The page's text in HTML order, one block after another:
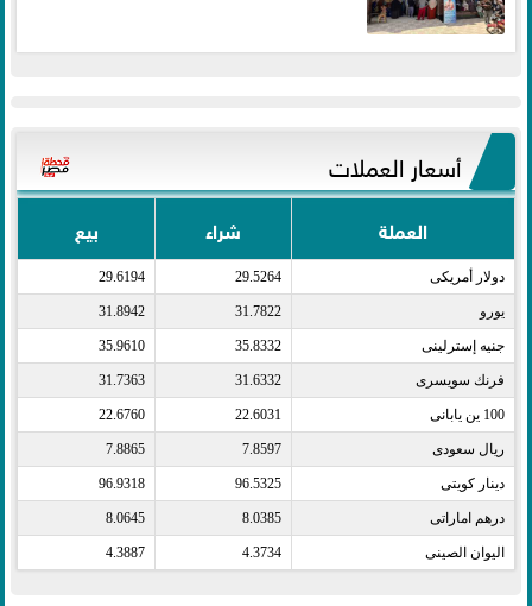
أسعار العملات
العملة شراء بيع
دولار أمريكى​ 29.5264
29.6194
يورو​ 31.7822
31.8942
جنيه إسترلينى​ 35.8332
35.9610
فرنك سويسرى​ 31.6332
31.7363
100 ين يابانى​ 22.6031
22.6760
ريال سعودى​ 7.8597
7.8865
دينار كويتى​ 96.5325
96.9318
درهم اماراتى​ 8.0385
8.0645
اليوان الصينى​ 4.3734
4.3887